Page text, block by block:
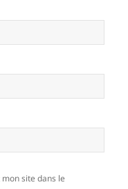
site dans le